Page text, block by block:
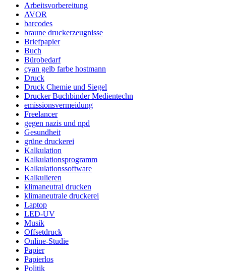
Arbeitsvorbereitung
AVOR
barcodes
braune druckerzeugnisse
Briefpapier
Buch
Bürobedarf
cyan gelb farbe hostmann
Druck
Druck Chemie und Siegel
Drucker Buchbinder Medientechn
emissionsvermeidung
Freelancer
gegen nazis und npd
Gesundheit
grüne druckerei
Kalkulation
Kalkulationsprogramm
Kalkulationssoftware
Kalkulieren
klimaneutral drucken
klimaneutrale druckerei
Laptop
LED-UV
Musik
Offsetdruck
Online-Studie
Papier
Papierlos
Politik